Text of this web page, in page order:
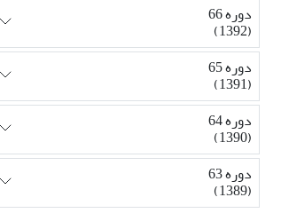
دوره 66
(1392)
دوره 65
(1391)
دوره 64
(1390)
دوره 63
(1389)